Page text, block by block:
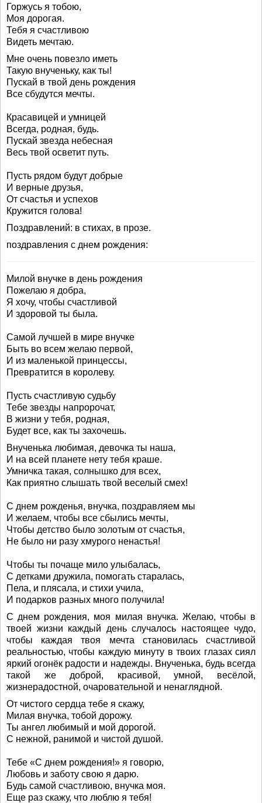
Горжусь я тобою,
Моя дорогая.
Тебя я счастливою
Видеть мечтаю.
Мне очень повезло иметь
Такую внученьку, как ты!
Пускай в твой день рождения
Все сбудутся мечты.
Красавицей и умницей
Всегда, родная, будь.
Пускай звезда небесная
Весь твой осветит путь.
Пусть рядом будут добрые
И верные друзья,
От счастья и успехов
Кружится голова!
Поздравлений: в стихах, в прозе.
поздравления с днем рождения:
Милой внучке в день рождения
Пожелаю я добра,
Я хочу, чтобы счастливой
И здоровой ты была.
Самой лучшей в мире внучке
Быть во всем желаю первой,
И из маленькой принцессы,
Превратится в королеву.
Пусть счастливую судьбу
Тебе звезды напророчат,
В жизни у тебя, родная,
Будет все, как ты захочешь.
Внученька любимая, девочка ты наша,
И на всей планете нету тебя краше.
Умничка такая, солнышко для всех,
Как приятно слышать твой веселый смех!
С днем рожденья, внучка, поздравляем мы
И желаем, чтобы все сбылись мечты,
Чтобы детство было золотым от счастья,
Не было ни разу хмурого ненастья!
Чтобы ты почаще мило улыбалась,
С детками дружила, помогать старалась,
Пела, и плясала, и стихи учила,
И подарков разных много получила!
С днем рождения, моя милая внучка. Желаю, чтобы в
твоей жизни каждый день случалось настоящее чудо,
чтобы каждая твоя мечта становилась счастливой
реальностью, чтобы каждую минуту в твоих глазах сиял
яркий огонёк радости и надежды. Внученька, будь всегда
такой же доброй, красивой, умной, весёлой,
жизнерадостной, очаровательной и ненаглядной.
От чистого сердца тебе я скажу,
Милая внучка, тобой дорожу.
Ты ангел любимый и мой дорогой.
С нежной, ранимой и чистой душой.
Тебе «С днем рождения!» я говорю,
Любовь и заботу свою я дарю.
Будь самой счастливою, внучка моя.
Еще раз скажу, что люблю я тебя!